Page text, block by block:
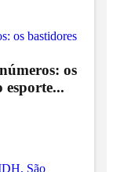
os
esporte...